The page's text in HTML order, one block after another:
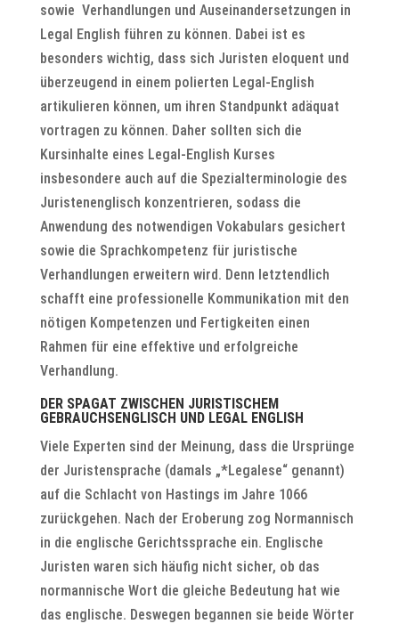
sowie Verhandlungen und Auseinandersetzungen in
Legal English führen zu können. Dabei ist es
besonders wichtig, dass sich Juristen eloquent und
überzeugend in einem polierten Legal-English
artikulieren können, um ihren Standpunkt adäquat
vortragen zu können. Daher sollten sich die
Kursinhalte eines Legal-English Kurses
insbesondere auch auf die Spezialterminologie des
Juristenenglisch konzentrieren, sodass die
Anwendung des notwendigen Vokabulars gesichert
sowie die Sprachkompetenz für juristische
Verhandlungen erweitern wird. Denn letztendlich
schafft eine professionelle Kommunikation mit den
nötigen Kompetenzen und Fertigkeiten einen
Rahmen für eine effektive und erfolgreiche
Verhandlung.
DER SPAGAT ZWISCHEN JURISTISCHEM
GEBRAUCHSENGLISCH UND LEGAL ENGLISH
Viele Experten sind der Meinung, dass die Ursprünge
der Juristensprache (damals „*Legalese“ genannt)
auf die Schlacht von Hastings im Jahre 1066
zurückgehen. Nach der Eroberung zog Normannisch
in die englische Gerichtssprache ein. Englische
Juristen waren sich häufig nicht sicher, ob das
normannische Wort die gleiche Bedeutung hat wie
das englische. Deswegen begannen sie beide Wörter